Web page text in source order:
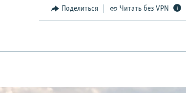
Поделиться Читать без VPN